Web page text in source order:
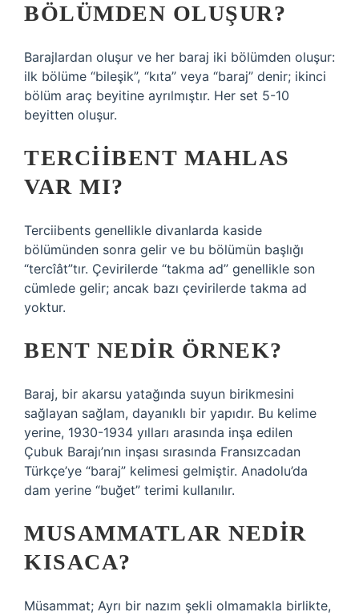
BÖLÜMDEN OLUŞUR?
Barajlardan oluşur ve her baraj iki bölümden oluşur:
ilk bölüme “bileşik”, “kıta” veya “baraj” denir; ikinci
bölüm araç beyitine ayrılmıştır. Her set 5-10
beyitten oluşur.
TERCIIBENT MAHLAS
VAR MI?
Terciibents genellikle divanlarda kaside
bölümünden sonra gelir ve bu bölümün başlığı
“tercîât”tır. Çevirilerde “takma ad” genellikle son
cümlede gelir; ancak bazı çevirilerde takma ad
yoktur.
BENT NEDIR ÖRNEK?
Baraj, bir akarsu yatağında suyun birikmesini
sağlayan sağlam, dayanıklı bir yapıdır. Bu kelime
yerine, 1930-1934 yılları arasında inşa edilen
Çubuk Barajı’nın inşası sırasında Fransızcadan
Türkçe’ye “baraj” kelimesi gelmiştir. Anadolu’da
dam yerine “buğet” terimi kullanılır.
MUSAMMATLAR NEDIR
KISACA?
Müsammat; Ayrı bir nazım şekli olmamakla birlikte,